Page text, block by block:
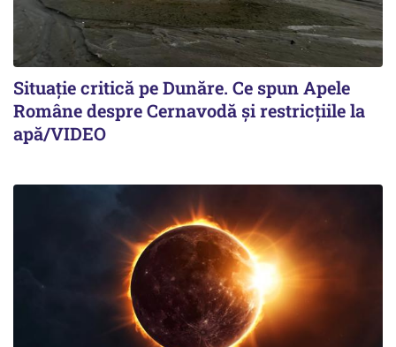
Situație critică pe Dunăre. Ce spun Apele
Române despre Cernavodă și restricțiile la
apă/VIDEO